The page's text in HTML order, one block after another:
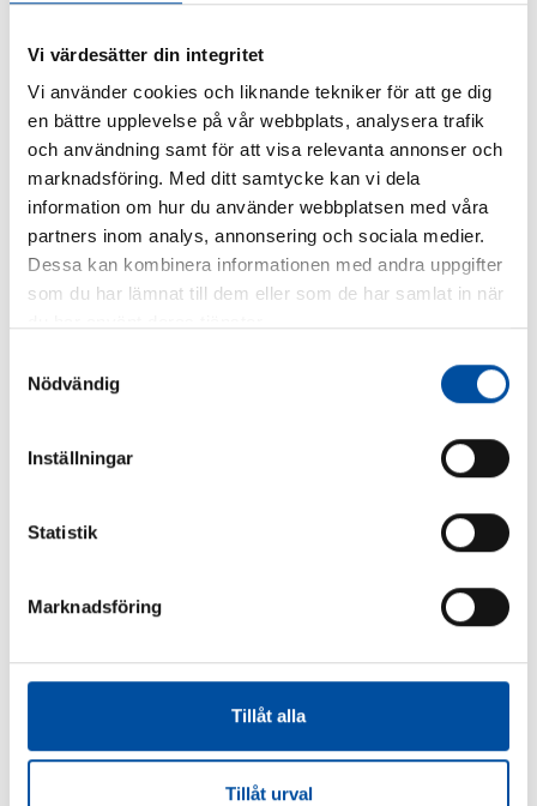
Vi värdesätter din integritet
Vi använder cookies och liknande tekniker för att ge dig
en bättre upplevelse på vår webbplats, analysera trafik
och användning samt för att visa relevanta annonser och
marknadsföring. Med ditt samtycke kan vi dela
information om hur du använder webbplatsen med våra
partners inom analys, annonsering och sociala medier.
Dessa kan kombinera informationen med andra uppgifter
som du har lämnat till dem eller som de har samlat in när
Nödvändig
Inställningar
Statistik
Marknadsföring
Tillåt alla
Tillåt urval
Vem vill ni ska ta del av resultaten?
– I första hand ägare av fjärrvärmenäten och konsulter som
arbetar med optimering och projektering av fjärrvärmenät.
Fakta i korthet:
Projektet Dimensionering av distri-butionssystem
finansieras av Energiforsk och har en budget på nära
startade i oktober 2020 och ska vara klart i maj 2021.